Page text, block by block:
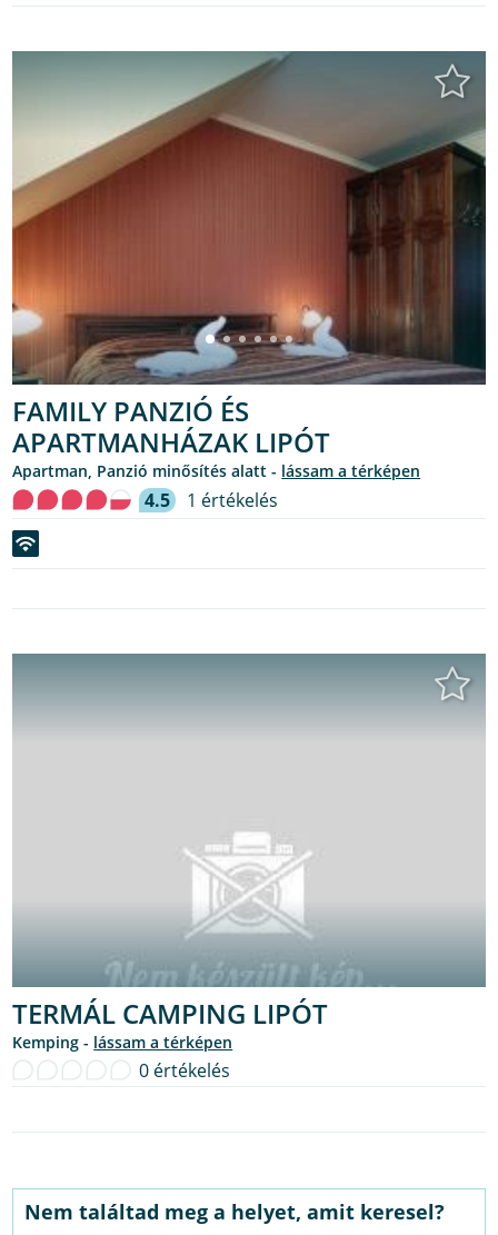
FAMILY PANZIÓ ÉS
APARTMANHÁZAK LIPÓT
Apartman, Panzió minősítés alatt - lássam a térképen
4.5 1 értékelés
TERMÁL CAMPING LIPÓT
Kemping - lássam a térképen
0 értékelés
Nem találtad meg a helyet, amit keresel?